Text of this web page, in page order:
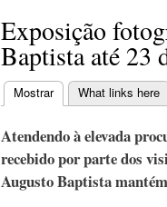
Exposição
Baptista até 23
Separadores
Mostrar(separador ativo)
What links here
Atendendo à elevada
recebido por parte dos
Augusto Baptista